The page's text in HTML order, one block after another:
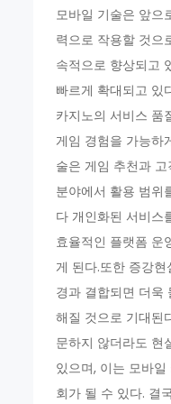
모바일 기술은 앞으
력으로 작용할 것으
속적으로 향상되고
빠르게 확대되고 있
카지노의 서비스 품
게임 경험을 가능하
술은 게임 추천과
분야에서 활용 범위
다 개인화된 서비스
효율적인 플랫폼 운
게 된다.또한 증강
경과 결합되면 더욱
해질 것으로 기대된
문하지 않더라도 현
있으며, 이는 모바
회가 될 수 있다. 결